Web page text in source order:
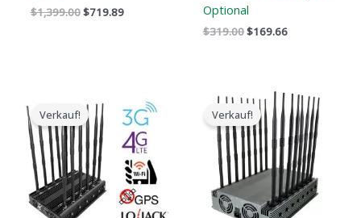
$1,399.00$719.89
Optional
$319.00$169.66
Verkauf!
ursprüngliche
Preis
war:
$1,199.00.
aktuelle
Preis
ist:
$609.99.
Verkauf!
ursprüngliche
Preis
war:
$2,299.00.
Der
aktuelle
Preis
ist:
$1,659.99.